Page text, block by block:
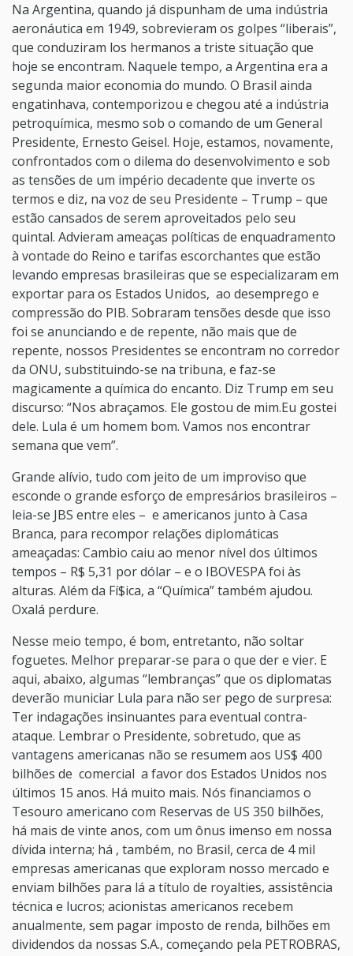
Na Argentina, quando já dispunham de uma indústria
aeronáutica em 1949, sobrevieram os golpes “liberais”,
que conduziram los hermanos a triste situação que
hoje se encontram. Naquele tempo, a Argentina era a
segunda maior economia do mundo. O Brasil ainda
engatinhava, contemporizou e chegou até a indústria
petroquímica, mesmo sob o comando de um General
Presidente, Ernesto Geisel. Hoje, estamos, novamente,
confrontados com o dilema do desenvolvimento e sob
as tensões de um império decadente que inverte os
termos e diz, na voz de seu Presidente – Trump – que
estão cansados de serem aproveitados pelo seu
quintal. Advieram ameaças políticas de enquadramento
à vontade do Reino e tarifas escorchantes que estão
levando empresas brasileiras que se especializaram em
exportar para os Estados Unidos, ao desemprego e
compressão do PIB. Sobraram tensões desde que isso
foi se anunciando e de repente, não mais que de
repente, nossos Presidentes se encontram no corredor
da ONU, substituindo-se na tribuna, e faz-se
magicamente a química do encanto. Diz Trump em seu
discurso: “Nos abraçamos. Ele gostou de mim.Eu gostei
dele. Lula é um homem bom. Vamos nos encontrar
semana que vem”.
Grande alívio, tudo com jeito de um improviso que
esconde o grande esforço de empresários brasileiros –
leia-se JBS entre eles – e americanos junto à Casa
Branca, para recompor relações diplomáticas
ameaçadas: Cambio caiu ao menor nível dos últimos
tempos – R$ 5,31 por dólar – e o IBOVESPA foi às
alturas. Além da Fí$ica, a “Química” também ajudou.
Oxalá perdure.
Nesse meio tempo, é bom, entretanto, não soltar
foguetes. Melhor preparar-se para o que der e vier. E
aqui, abaixo, algumas “lembranças” que os diplomatas
deverão municiar Lula para não ser pego de surpresa:
Ter indagações insinuantes para eventual contra-
ataque. Lembrar o Presidente, sobretudo, que as
vantagens americanas não se resumem aos US$ 400
bilhões de comercial a favor dos Estados Unidos nos
últimos 15 anos. Há muito mais. Nós financiamos o
Tesouro americano com Reservas de US 350 bilhões,
há mais de vinte anos, com um ônus imenso em nossa
dívida interna; há , também, no Brasil, cerca de 4 mil
empresas americanas que exploram nosso mercado e
enviam bilhões para lá a título de royalties, assistência
técnica e lucros; acionistas americanos recebem
anualmente, sem pagar imposto de renda, bilhões em
dividendos da nossas S.A., começando pela PETROBRAS,